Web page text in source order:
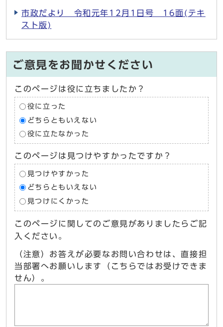
市政だより 令和元年12月1日号 16面(テキ
スト版)
ご意見をお聞かせください
このページは役に立ちましたか？
役に立った
どちらともいえない
役に立たなかった
このページは見つけやすかったですか？
見つけやすかった
どちらともいえない
見つけにくかった
このページに関してのご意見がありましたらご記
入ください。
（注意）お答えが必要なお問い合わせは、直接担
当部署へお願いします（こちらではお受けできま
せん）。